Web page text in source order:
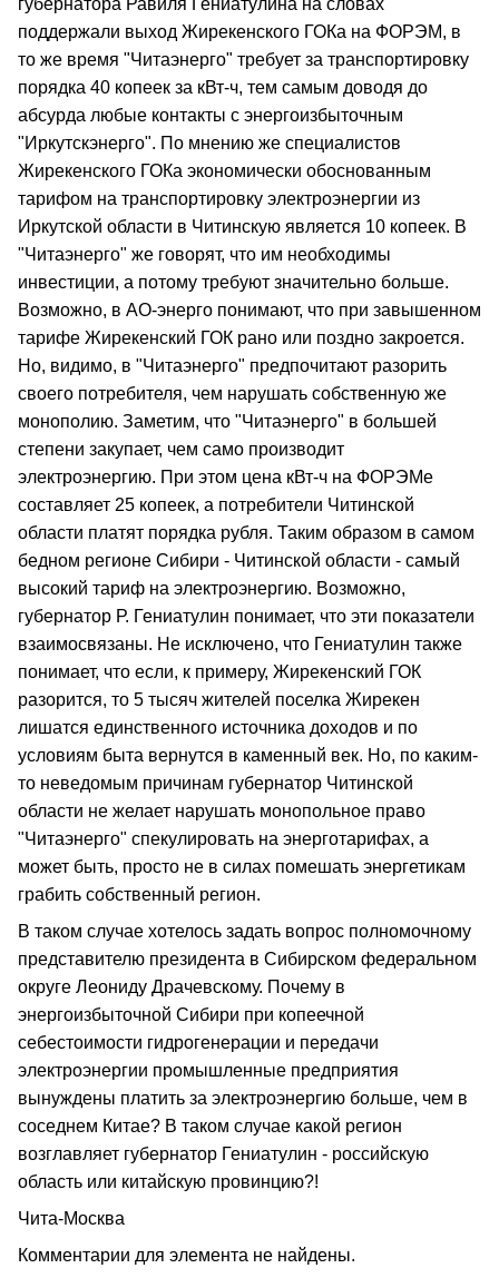
губернатора Равиля Гениатулина на словах
поддержали выход Жирекенского ГОКа на ФОРЭМ, в
то же время "Читаэнерго" требует за транспортировку
порядка 40 копеек за кВт-ч, тем самым доводя до
абсурда любые контакты с энергоизбыточным
"Иркутскэнерго". По мнению же специалистов
Жирекенского ГОКа экономически обоснованным
тарифом на транспортировку электроэнергии из
Иркутской области в Читинскую является 10 копеек. В
"Читаэнерго" же говорят, что им необходимы
инвестиции, а потому требуют значительно больше.
Возможно, в АО-энерго понимают, что при завышенном
тарифе Жирекенский ГОК рано или поздно закроется.
Но, видимо, в "Читаэнерго" предпочитают разорить
своего потребителя, чем нарушать собственную же
монополию. Заметим, что "Читаэнерго" в большей
степени закупает, чем само производит
электроэнергию. При этом цена кВт-ч на ФОРЭМе
составляет 25 копеек, а потребители Читинской
области платят порядка рубля. Таким образом в самом
бедном регионе Сибири - Читинской области - самый
высокий тариф на электроэнергию. Возможно,
губернатор Р. Гениатулин понимает, что эти показатели
взаимосвязаны. Не исключено, что Гениатулин также
понимает, что если, к примеру, Жирекенский ГОК
разорится, то 5 тысяч жителей поселка Жирекен
лишатся единственного источника доходов и по
условиям быта вернутся в каменный век. Но, по каким-
то неведомым причинам губернатор Читинской
области не желает нарушать монопольное право
"Читаэнерго" спекулировать на энерготарифах, а
может быть, просто не в силах помешать энергетикам
грабить собственный регион.
В таком случае хотелось задать вопрос полномочному
представителю президента в Сибирском федеральном
округе Леониду Драчевскому. Почему в
энергоизбыточной Сибири при копеечной
себестоимости гидрогенерации и передачи
электроэнергии промышленные предприятия
вынуждены платить за электроэнергию больше, чем в
соседнем Китае? В таком случае какой регион
возглавляет губернатор Гениатулин - российскую
область или китайскую провинцию?!
Чита-Москва
Комментарии для элемента не найдены.